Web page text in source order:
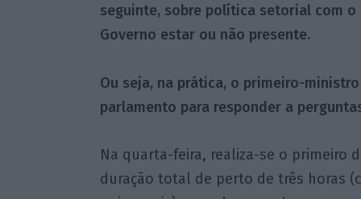
seguinte, sobre política setorial com
Governo estar ou não presente.
Ou seja, na prática, o primeiro-
parlamento para responder a
Na quarta-feira, realiza-se o primeiro
duração total de perto de três horas